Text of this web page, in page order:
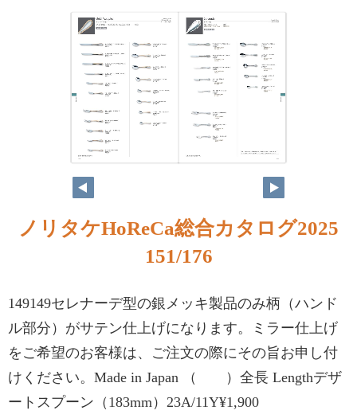
ノリタケHoReCa総合カタログ2025
151/176
149149セレナーデ型の銀メッキ製品のみ柄（ハンド
ル部分）がサテン仕上げになります。ミラー仕上げ
をご希望のお客様は、ご注文の際にその旨お申し付
けください。Made in Japan （ ）全長 Lengthデザ
ートスプーン（183mm）23A/11Y¥1,900